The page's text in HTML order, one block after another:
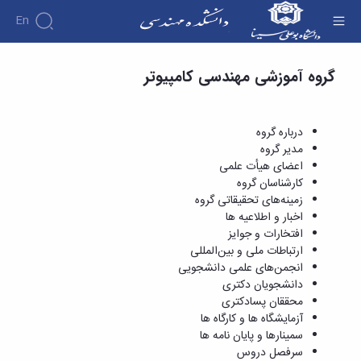
En
دانشکده
تاریخچه
ریاست
دانشکده
روسای
پیشین
افتخارات
آلبوم
عکس
اطلاعات
تماس
سازمان
دانشکده
معاونت
آموزشی
کارشناسی
فرم
ها
و
آئین
نامه
ها
آیین‌نامه‌های
معاونت
آموزشی
تحصیلات
تکمیلی
فرم
ها
پژوهش
هفته
پژوهش
کارگاه ها
آزمایشگاه
گروه
برق
گروه
عمران
گروه
مکانیک
گروه
اساتید
دانشکده
اساتید
بازنشسته
کارکنان
دانشکده
مهندسی
آموزشی
مهندسی
برق
مهندسی
مواد
مهندسی
عمران
مهندسی
صنایع
افتخارات و جوایز - دانشکده فنی و مهندسی
گروه آموزشی مهندسی کامپیوتر
درباره گروه
مدیر گروه
اعضای هیأت علمی
کارشناسان گروه
زمینه‌های تحقیقاتی گروه
اخبار و اطلاعیه ها
افتخارات و جوایز
ارتباطات ملی و بین‌المللی
انجمن‌های علمی دانشجویی
دانشجویان دکتری
محققان پسادکتری
آزمایشگاه ها و کارگاه ها
سمینارها و پایان نامه ها
سرفصل دروس